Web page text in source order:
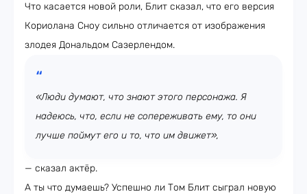
Что касается новой роли, Блит сказал, что его версия
Кориолана Сноу сильно отличается от изображения
злодея Дональдом Сазерлендом.
«Люди думают, что знают этого персонажа. Я
надеюсь, что, если не сопереживать ему, то они
лучше поймут его и то, что им движет»,
— сказал актёр.
А ты что думаешь? Успешно ли Том Блит сыграл новую